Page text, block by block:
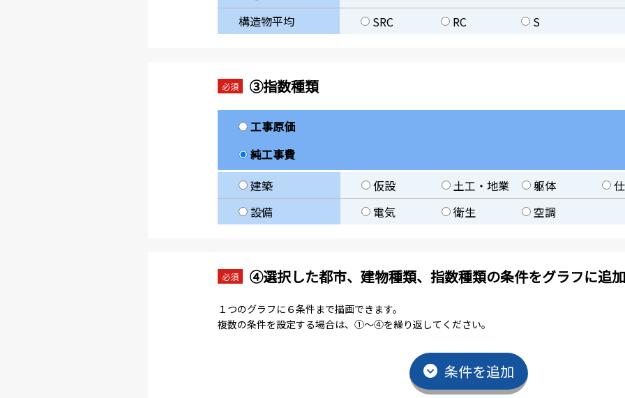
構造物平均
SRC RC S
必須 ③指数種類
工事原価
純工事費
建築
仮設 土工・地業 躯体
設備
電気 衛生 空調
必須 ④選択した都市、建物種類、指数種類の条件をグラフに追加
１つのグラフに６条件まで描画できます。
複数の条件を設定する場合は、①～④を繰り返してください。
条件を追加